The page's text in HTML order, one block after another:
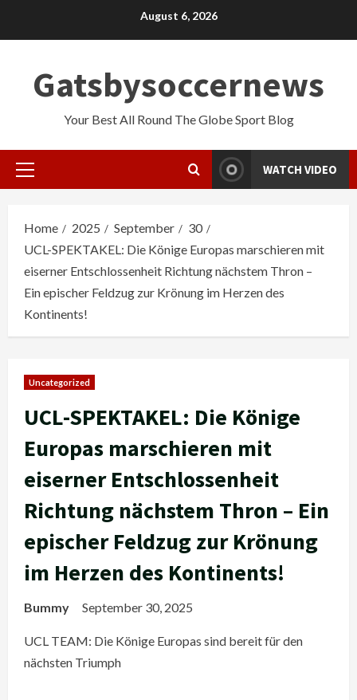
August 6, 2026
Gatsbysoccernews
Your Best All Round The Globe Sport Blog
Primary
WATCH VIDEO
Home 2025 September
30
UCL-SPEKTAKEL: Die Könige Europas marschieren mit
eiserner Entschlossenheit Richtung nächstem Thron –
Ein epischer Feldzug zur Krönung im Herzen des
Kontinents!
Uncategorized
UCL-SPEKTAKEL: Die Könige
Europas marschieren mit
eiserner Entschlossenheit
Richtung nächstem Thron – Ein
epischer Feldzug zur Krönung
im Herzen des Kontinents!
Bummy September 30, 2025
UCL TEAM: Die Könige Europas sind bereit für den
nächsten Triumph